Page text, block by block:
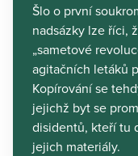
Šlo o první
nadsázky lze říci,
„sametové
agitačních letáků
Kopírování se
jejichž byt se
disidentů, kteří tu
jejich materiály.